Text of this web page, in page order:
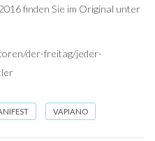
finden Sie im Original unter
der-freitag/jeder-
VAPIANO